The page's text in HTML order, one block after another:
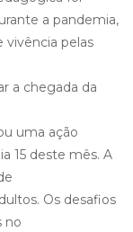
a pandemia,
vivência pelas
a chegada da
uma ação
15 deste mês. A
Os desafios
no